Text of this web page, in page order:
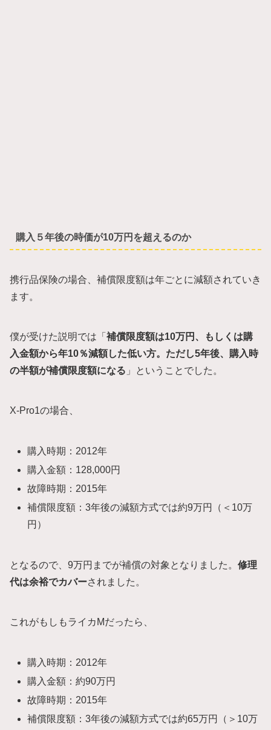
購入５年後の時価が10万円を超えるのか
携行品保険の場合、補償限度額は年ごとに減額されていき
ます。
僕が受けた説明では「 補償限度額は10万円、もしくは購
入金額から年10％減額した低い方。ただし5年後、購入時
の半額が補償限度額になる 」ということでした。
X-Pro1の場合、
購入時期：2012年
購入金額：128,000円
故障時期：2015年
補償限度額：3年後の減額方式では約9万円（＜10万
円）
となるので、9万円までが補償の対象となりました。 修理
代は余裕でカバーされました。
これがもしもライカMだったら、
購入時期：2012年
購入金額：約90万円
故障時期：2015年
補償限度額：3年後の減額方式では約65万円（＞10万